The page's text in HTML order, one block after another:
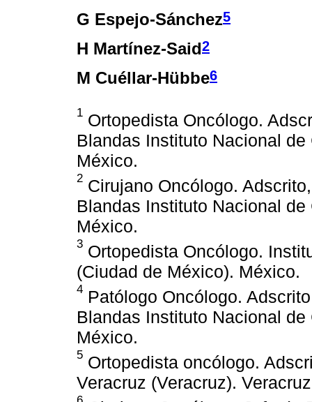
G Espejo-Sánchez5
H Martínez-Said2
M Cuéllar-Hübbe6
1 Ortopedista Oncólogo.
Blandas Instituto Nacional
México.
2 Cirujano Oncólogo.
Blandas Instituto Nacional
México.
3 Ortopedista Oncólogo.
(Ciudad de México). México.
4 Patólogo Oncólogo.
Blandas Instituto Nacional
México.
5 Ortopedista oncólogo.
Veracruz (Veracruz).